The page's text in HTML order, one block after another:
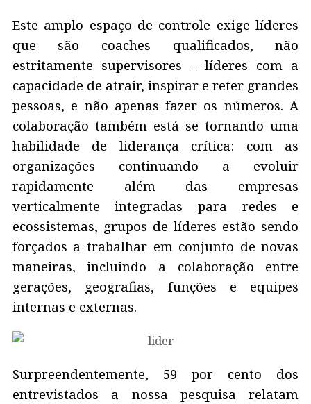
Este amplo espaço de controle exige líderes
que são coaches qualificados, não
estritamente supervisores – líderes com a
capacidade de atrair, inspirar e reter grandes
pessoas, e não apenas fazer os números. A
colaboração também está se tornando uma
habilidade de liderança crítica: com as
organizações continuando a evoluir
rapidamente além das empresas
verticalmente integradas para redes e
ecossistemas, grupos de líderes estão sendo
forçados a trabalhar em conjunto de novas
maneiras, incluindo a colaboração entre
gerações, geografias, funções e equipes
internas e externas.
Surpreendentemente, 59 por cento dos
entrevistados a nossa pesquisa relatam